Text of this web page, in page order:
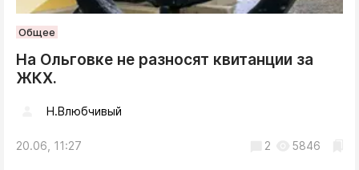
Общее
На Ольговке не разносят квитанции за
ЖКХ.
Н.Влюбчивый
20.06, 11:27 2 5846